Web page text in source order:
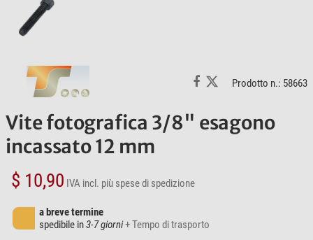
Prodotto n.: 58663
Vite fotografica 3/8" esagono
incassato 12 mm
$ 10,90 IVA incl. più spese di spedizione
a breve termine
spedibile in3-7 giorni+ Tempo di trasporto